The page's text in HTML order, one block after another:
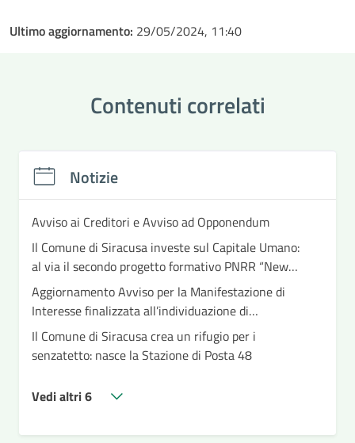
Ultimo aggiornamento: 29/05/2024, 11:40
Contenuti correlati
Notizie
Avviso ai Creditori e Avviso ad Opponendum
Il Comune di Siracusa investe sul Capitale Umano:
al via il secondo progetto formativo PNRR “New
Public Management”
Aggiornamento Avviso per la Manifestazione di
Interesse finalizzata all’individuazione di
beneficiari da inserire nei gruppi appartamento –
Housing – Linea di investimento PNRR M5C2I1.2
Il Comune di Siracusa crea un rifugio per i
senzatetto: nasce la Stazione di Posta 48
Vedi altri 6